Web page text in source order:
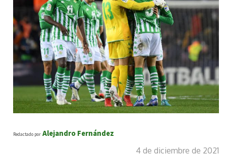
Redactado por Alejandro Fernández
4 de diciembre de 2021